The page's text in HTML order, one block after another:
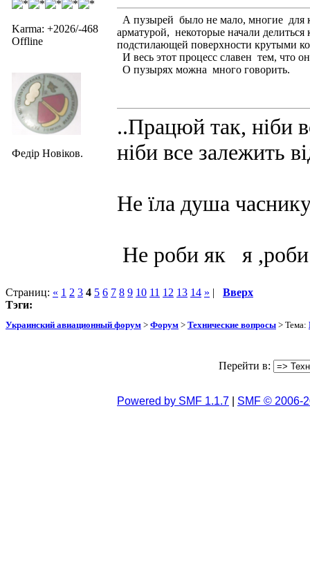
Karma: +2026/-468
Offline
Федір Новіков.
А пузырей было не мало, многие для
арматурой, некоторые начали
подстилающей поверхности крутыми
И весь этот процесс славен тем, что
О пузырях можна много говорить.
..Працюй так, ніби
ніби все залежить
Не їла душа
Не роби як я
Страниц: « 1 2 3 4 5 6 7 8 9 10 11 12 13 14 » | Вверх
Тэги:
Украинский авиационный форум > Форум > Технические вопросы > Тема:
Перейти в:
Powered by SMF 1.1.7 SMF © 2006-